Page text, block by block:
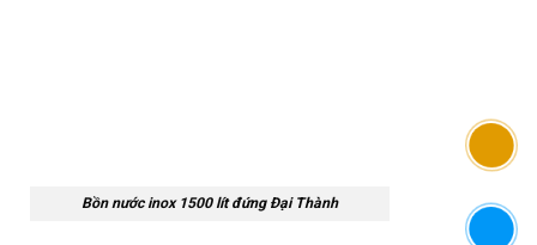
Bồn nước inox 1500 lít đứng Đại Thành